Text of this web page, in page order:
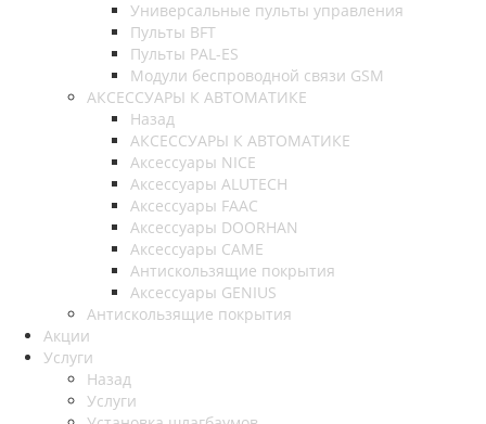
Универсальные пульты управления
Пульты BFT
Пульты PAL-ES
Модули беспроводной связи GSM
АКСЕССУАРЫ К АВТОМАТИКЕ
Назад
АКСЕССУАРЫ К АВТОМАТИКЕ
Аксессуары NICE
Аксессуары ALUTECH
Аксессуары FAAC
Аксессуары DOORHAN
Аксессуары CAME
Антискользящие покрытия
Аксессуары GENIUS
Антискользящие покрытия
Акции
Услуги
Назад
Услуги